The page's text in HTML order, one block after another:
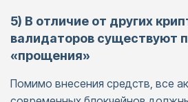
5) В отличие от других
валидаторов существуют
«прощения»
Помимо внесения средств, все